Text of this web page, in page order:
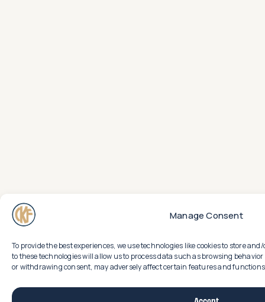
Manage Consent
To provide the best experiences, we use technologies like cookies to store
to these technologies will allow us to process data such as browsing
or withdrawing consent, may adversely affect certain features and